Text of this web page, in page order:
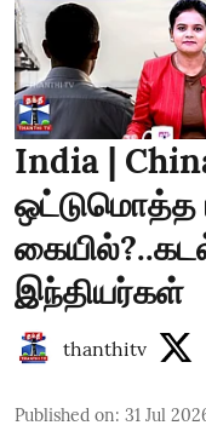
India |
ஒட்டுமொத்த
இந்தியர்கள்
thanthitv
Published on: 31 Jul